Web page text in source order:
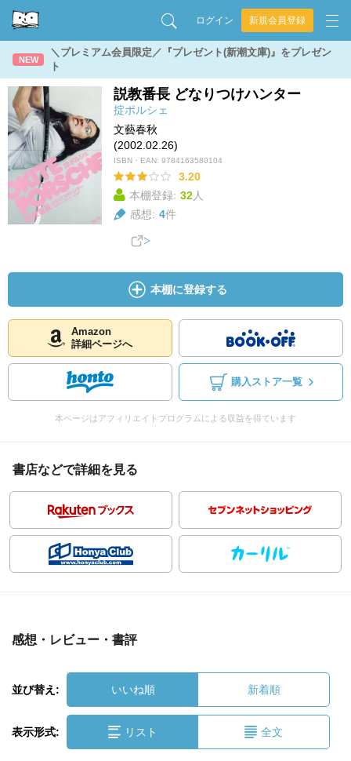
ログイン 新規会員登録
NEW
＼プレミアム会員限定／『プレゼント(新潮文庫)』をプレゼン
ト
説教番長 どなりつけハンター
掟ポルシェ
文藝春秋
(2002.02.26)
ISBN・EAN: 9784163580104
3.20
本棚登録: 32人
感想: 4件
本棚に登録する
Amazon
詳細ページへ
購入ストア一覧
本ページはアフィリエイトプログラムによる収益を得ています
書店などで詳細を見る
感想・レビュー・書評
並び替え: いいね順 新着順
表示形式: リスト 全文